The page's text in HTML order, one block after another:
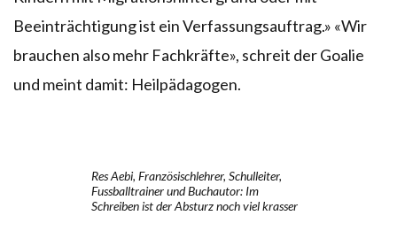
Beeinträchtigung ist ein Verfassungsauftrag.» «Wir
brauchen also mehr Fachkräfte», schreit der Goalie
und meint damit: Heilpädagogen.
Res Aebi, Französischlehrer, Schulleiter,
Fussballtrainer und Buchautor: Im
Schreiben ist der Absturz noch viel krasser